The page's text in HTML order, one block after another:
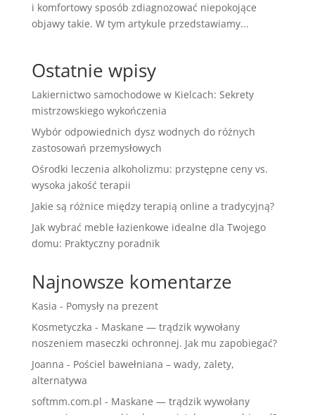
i komfortowy sposób zdiagnozować niepokojące
objawy takie. W tym artykule przedstawiamy...
Ostatnie wpisy
Lakiernictwo samochodowe w Kielcach: Sekrety
mistrzowskiego wykończenia
Wybór odpowiednich dysz wodnych do różnych
zastosowań przemysłowych
Ośrodki leczenia alkoholizmu: przystępne ceny vs.
wysoka jakość terapii
Jakie są różnice między terapią online a tradycyjną?
Jak wybrać meble łazienkowe idealne dla Twojego
domu: Praktyczny poradnik
Najnowsze komentarze
Kasia - Pomysły na prezent
Kosmetyczka - Maskane — trądzik wywołany
noszeniem maseczki ochronnej. Jak mu zapobiegać?
Joanna - Pościel bawełniana – wady, zalety,
alternatywa
softmm.com.pl - Maskane — trądzik wywołany